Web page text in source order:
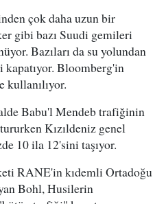
çok daha uzun bir
gibi bazı Suudi gemileri
Bazıları da su yolundan
Bloomberg'in
kullanılıyor.
Babu'l Mendeb trafiğinin
Kızıldeniz genel
10 ila 12'sini taşıyor.
RANE'in kıdemli Ortadoğu
Bohl, Husilerin